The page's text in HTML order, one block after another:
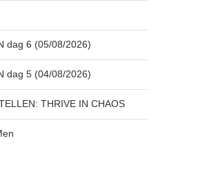
dag 6 (05/08/2026)
dag 5 (04/08/2026)
THRIVE IN CHAOS